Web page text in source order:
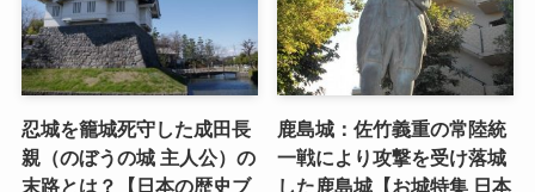
忍城を籠城死守した成田長
親（のぼうの城 主人公）の
末路とは？【日本の歴史ブ
鹿島城：佐竹義重の常陸統
一戦により攻撃を受け落城
した鹿島城【お城特集 日本